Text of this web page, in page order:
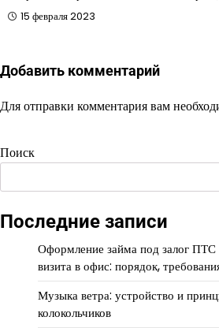
15 февраля 2023
Добавить комментарий
Для отправки комментария вам
Поиск
Последние записи
Оформление займа под залог ПТС
визита в офис: порядок,
Музыка ветра: устройство и
колокольчиков